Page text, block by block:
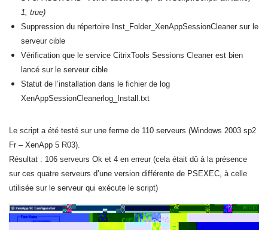
1, true)
Suppression du répertoire Inst_Folder_XenAppSessionCleaner sur le
serveur cible
Vérification que le service CitrixTools Sessions Cleaner est bien
lancé sur le serveur cible
Statut de l’installation dans le fichier de log
XenAppSessionCleanerlog_Install.txt
Le script a été testé sur une ferme de 110 serveurs (Windows 2003 sp2
Fr – XenApp 5 R03).
Résultat : 106 serveurs Ok et 4 en erreur (cela était dû à la présence
sur ces quatre serveurs d’une version différente de PSEXEC, à celle
utilisée sur le serveur qui exécute le script)